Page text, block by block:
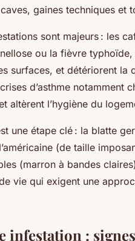
gaines techniques et
sont majeurs : les
ou la fièvre
surfaces, et détériorent la
d’asthme notamment
altèrent l’hygiène du
une étape clé : la blatte
(de taille
(marron à bandes
vie qui exigent une
infestation :